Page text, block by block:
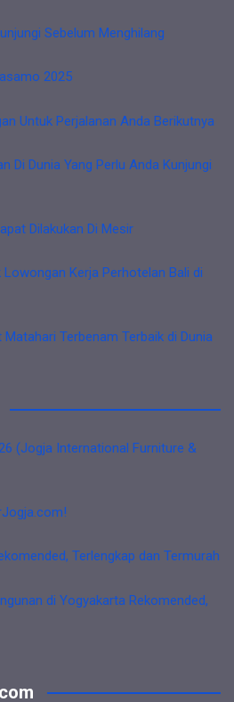
Sebelum Menghilang
2025
Untuk Perjalanan Anda Berikutnya
Di Dunia Yang Perlu Anda Kunjungi
Dilakukan Di Mesir
Kerja Perhotelan Bali di
Terbenam Terbaik di Dunia
(Jogja International Furniture &
Terlengkap dan Termurah
di Yogyakarta Rekomended,